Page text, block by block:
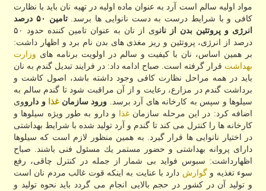
مواد اولیه سالم است آرد به عنوان ماده اولیه در تهیه نان باید با نظارت
كافی و با شرایط درست به دست نانوایی ها برسد.
تامین ۵۰ درصد
انرژی و پروتئین بدن از نان
وی از نان به عنوان تامین كننده حدود ۵۰
درصد از انرژی، پروتئین و ریز مغذی های بدن نام برد و اظهار داشت:
بر همین اساس، نان با كیفیت و سالم در اولویت برنامه های وزارت
بهداشت قرار گرفته است. صباح ادامه داد: در فرایند تبدیل گندم به نان
باید در همه مراحل نظارت كافی وجود داشته باشد، اصول كاشت و
برداشت گندم در مزارع، رعایت و از آن مراقبت شود تا گندم سالم به
سیلوها و سپس به كارخانه های آرد برسد. ورود سازمانغذا و دارووی
اضافه كرد: در این مرحله سازمان غذا و دارو به طور ویژه سیلوها و
كارخانه ها را كنترل می كند تا گندم و آرد تولید شده با شرایط بهداشتی
در اختیار نانوایی ها قرار گیرد. به همین منظور لازم است كه سیلوها
دارای پروانه بهداشتی و حضور مستمر یك مسئول فنی باشند. صباح
اظهارداشت: سبوس فواید بی شمار از جمله در كنترل چاقی، رفع
سوء تغذیه وگوارش دارد با عنایت به اینكه قوت غالب مردم نان است
و تولید آن در كشور در حجم بالایی انجام می گردد باید نحوه تولید و